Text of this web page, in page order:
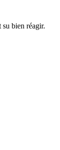
bien réagir.